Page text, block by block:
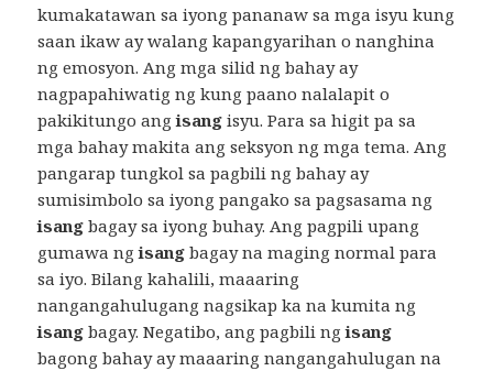
kumakatawan sa iyong pananaw sa mga isyu kung
saan ikaw ay walang kapangyarihan o nanghina
ng emosyon. Ang mga silid ng bahay ay
nagpapahiwatig ng kung paano nalalapit o
pakikitungo angisang isyu. Para sa higit pa sa
mga bahay makita ang seksyon ng mga tema. Ang
pangarap tungkol sa pagbili ng bahay ay
sumisimbolo sa iyong pangako sa pagsasama ng
isang bagay sa iyong buhay. Ang pagpili upang
gumawa ngisang bagay na maging normal para
sa iyo. Bilang kahalili, maaaring
nangangahulugang nagsikap ka na kumita ng
isang bagay. Negatibo, ang pagbili ngisang
bagong bahay ay maaaring nangangahulugan na